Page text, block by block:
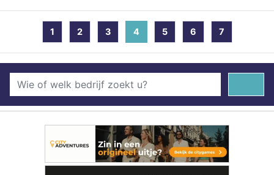
1 2 3 4 (current)
5 6 7